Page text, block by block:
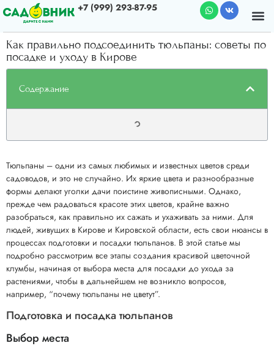
+7 (999) 293-87-95
Как правильно подсоединить тюльпаны: советы по
посадке и уходу в Кирове
Содержание
Тюльпаны – одни из самых любимых и известных цветов среди
садоводов, и это не случайно. Их яркие цвета и разнообразные
формы делают уголки дачи поистине живописными. Однако,
прежде чем радоваться красоте этих цветов, крайне важно
разобраться, как правильно их сажать и ухаживать за ними. Для
людей, живущих в Кирове и Кировской области, есть свои нюансы в
процессах подготовки и посадки тюльпанов. В этой статье мы
подробно рассмотрим все этапы создания красивой цветочной
клумбы, начиная от выбора места для посадки до ухода за
растениями, чтобы в дальнейшем не возникло вопросов,
например, “почему тюльпаны не цветут”.
Подготовка и посадка тюльпанов
Выбор места